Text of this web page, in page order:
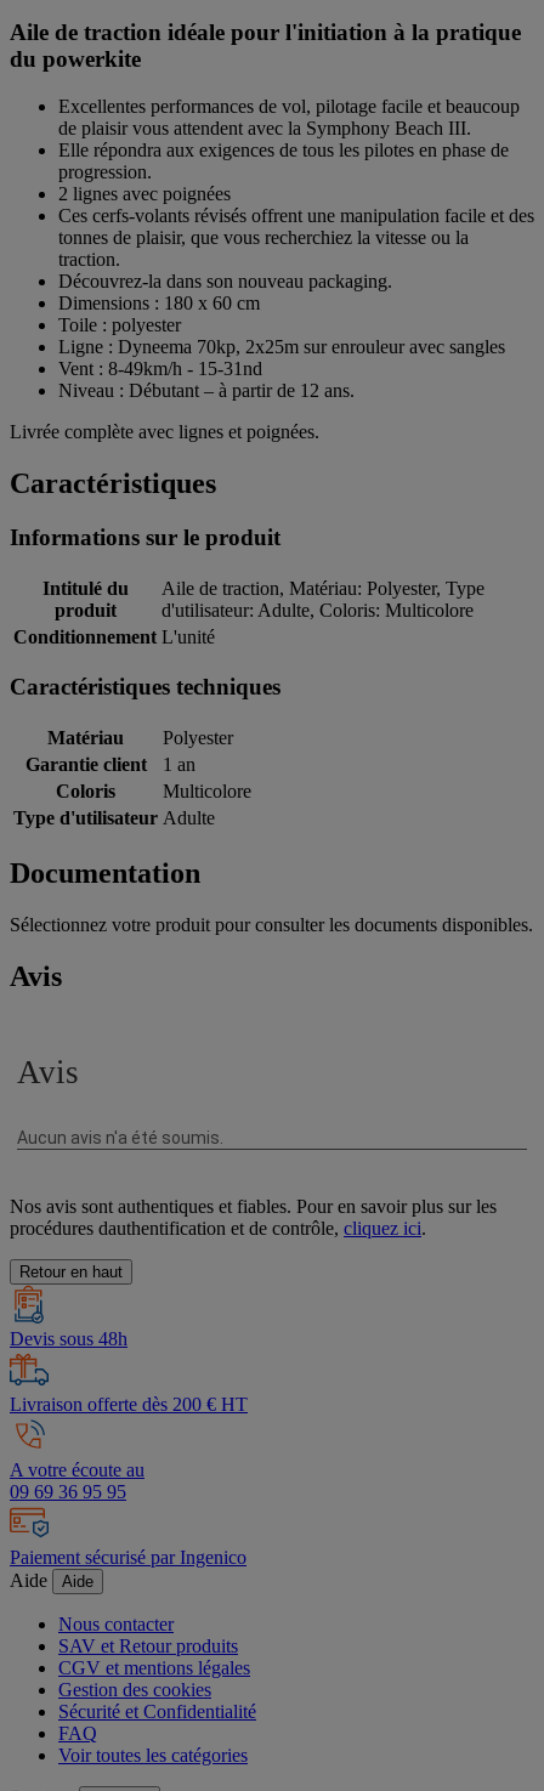
Aile de traction idéale pour l'initiation à la pratique
du powerkite
Excellentes performances de vol, pilotage facile et beaucoup
de plaisir vous attendent avec la Symphony Beach III.
Elle répondra aux exigences de tous les pilotes en phase de
progression.
2 lignes avec poignées
Ces cerfs-volants révisés offrent une manipulation facile et des
tonnes de plaisir, que vous recherchiez la vitesse ou la
traction.
Découvrez-la dans son nouveau packaging.
Dimensions : 180 x 60 cm
Toile : polyester
Ligne : Dyneema 70kp, 2x25m sur enrouleur avec sangles
Vent : 8-49km/h - 15-31nd
Niveau : Débutant – à partir de 12 ans.
Livrée complète avec lignes et poignées.
Caractéristiques
Informations sur le produit
Intitulé du
produit
Aile de traction, Matériau: Polyester, Type
d'utilisateur: Adulte, Coloris: Multicolore
Conditionnement L'unité
Caractéristiques techniques
Matériau
Polyester
Garantie client
1 an
Coloris
Multicolore
Type d'utilisateur Adulte
Documentation
Sélectionnez votre produit pour consulter les documents disponibles.
Avis
Nos avis sont authentiques et fiables. Pour en savoir plus sur les
procédures dauthentification et de contrôle, cliquez ici.
Retour en haut
Devis sous 48h
Livraison offerte dès 200 € HT
A votre écoute au
09 69 36 95 95
Paiement sécurisé par Ingenico
Aide
Aide
Nous contacter
SAV et Retour produits
CGV et mentions légales
Gestion des cookies
Sécurité et Confidentialité
FAQ
Voir toutes les catégories